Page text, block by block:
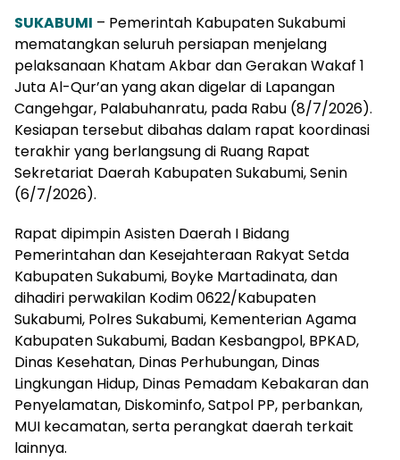
SUKABUMI – Pemerintah Kabupaten Sukabumi
mematangkan seluruh persiapan menjelang
pelaksanaan Khatam Akbar dan Gerakan Wakaf 1
Juta Al-Qur’an yang akan digelar di Lapangan
Cangehgar, Palabuhanratu, pada Rabu (8/7/2026).
Kesiapan tersebut dibahas dalam rapat koordinasi
terakhir yang berlangsung di Ruang Rapat
Sekretariat Daerah Kabupaten Sukabumi, Senin
(6/7/2026).
Rapat dipimpin Asisten Daerah I Bidang
Pemerintahan dan Kesejahteraan Rakyat Setda
Kabupaten Sukabumi, Boyke Martadinata, dan
dihadiri perwakilan Kodim 0622/Kabupaten
Sukabumi, Polres Sukabumi, Kementerian Agama
Kabupaten Sukabumi, Badan Kesbangpol, BPKAD,
Dinas Kesehatan, Dinas Perhubungan, Dinas
Lingkungan Hidup, Dinas Pemadam Kebakaran dan
Penyelamatan, Diskominfo, Satpol PP, perbankan,
MUI kecamatan, serta perangkat daerah terkait
lainnya.